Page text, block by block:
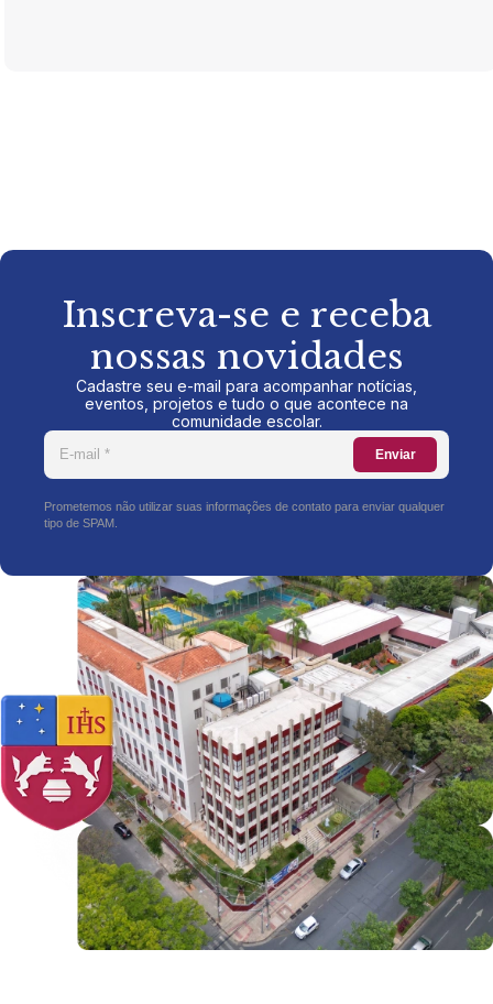
Inscreva-se e receba
nossas novidades
Cadastre seu e-mail para acompanhar notícias,
eventos, projetos e tudo o que acontece na
comunidade escolar.
Enviar
Prometemos não utilizar suas informações de contato para enviar qualquer
tipo de SPAM.